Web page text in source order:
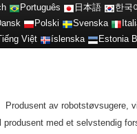
Português 日本語 한국
Polski Svenska
Việt íslenska Estonia
Produsent av robotstøvsugere,
med et selvstendig